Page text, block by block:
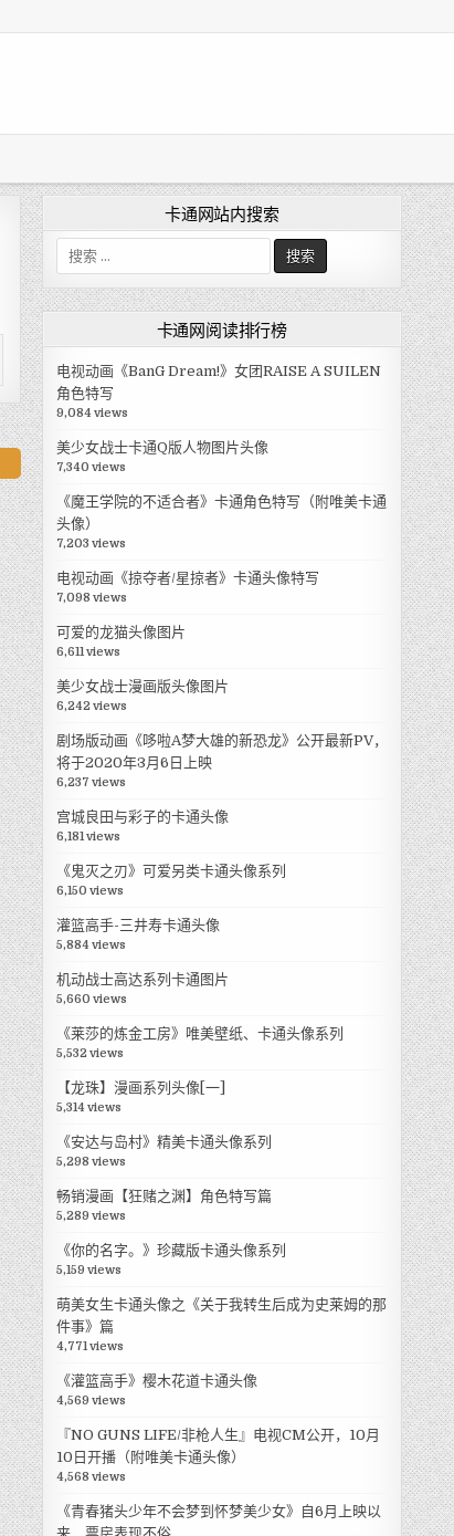
卡通网站内搜索
搜
索
:
卡通网阅读排行榜
电视动画《BanG Dream!》女团RAISE A SUILEN
角色特写
9,084 views
美少女战士卡通Q版人物图片头像
7,340 views
《魔王学院的不适合者》卡通角色特写（附唯美卡通
头像）
7,203 views
电视动画《掠夺者/星掠者》卡通头像特写
7,098 views
可爱的龙猫头像图片
6,611 views
美少女战士漫画版头像图片
6,242 views
剧场版动画《哆啦A梦大雄的新恐龙》公开最新PV，
将于2020年3月6日上映
6,237 views
宫城良田与彩子的卡通头像
6,181 views
《鬼灭之刃》可爱另类卡通头像系列
6,150 views
灌篮高手-三井寿卡通头像
5,884 views
机动战士高达系列卡通图片
5,660 views
《莱莎的炼金工房》唯美壁纸、卡通头像系列
5,532 views
【龙珠】漫画系列头像[一]
5,314 views
《安达与岛村》精美卡通头像系列
5,298 views
畅销漫画【狂赌之渊】角色特写篇
5,289 views
《你的名字。》珍藏版卡通头像系列
5,159 views
萌美女生卡通头像之《关于我转生后成为史莱姆的那
件事》篇
4,771 views
《灌篮高手》樱木花道卡通头像
4,569 views
『NO GUNS LIFE/非枪人生』电视CM公开，10月
10日开播（附唯美卡通头像）
4,568 views
《青春猪头少年不会梦到怀梦美少女》自6月上映以